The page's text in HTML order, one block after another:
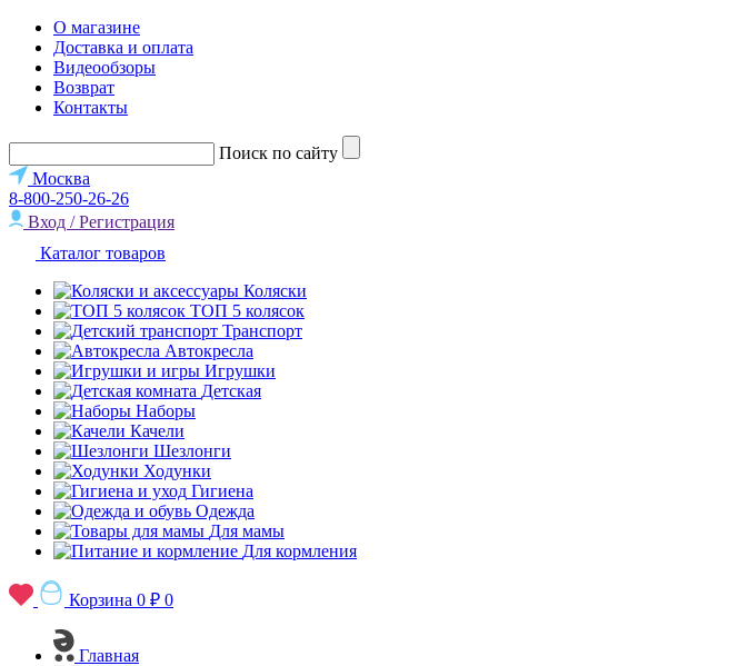
О магазине
Доставка и оплата
Видеообзоры
Возврат
Контакты
Поиск по сайту
Москва
8-800-250-26-26
Вход / Регистрация
Каталог товаров
Коляски
ТОП 5 колясок
Транспорт
Автокресла
Игрушки
Детская
Наборы
Качели
Шезлонги
Ходунки
Гигиена
Одежда
Для мамы
Для кормления
Корзина 0 ₽ 0
Главная